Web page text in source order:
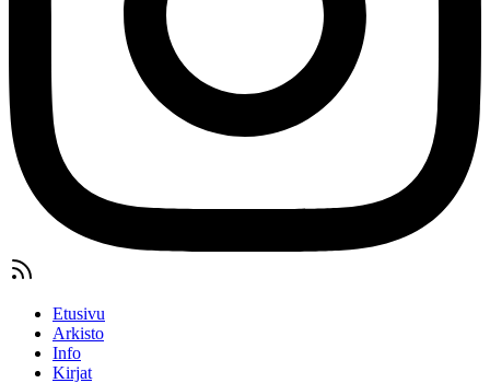
Etusivu
Arkisto
Info
Kirjat